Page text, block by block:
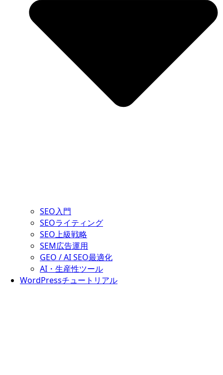
SEO入門
SEOライティング
SEO上級戦略
SEM広告運用
GEO / AI SEO最適化
AI・生産性ツール
WordPressチュートリアル